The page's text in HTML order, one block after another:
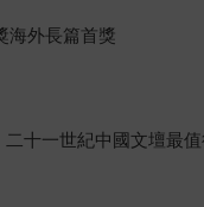
海外長篇首獎
十一世紀中國文壇最